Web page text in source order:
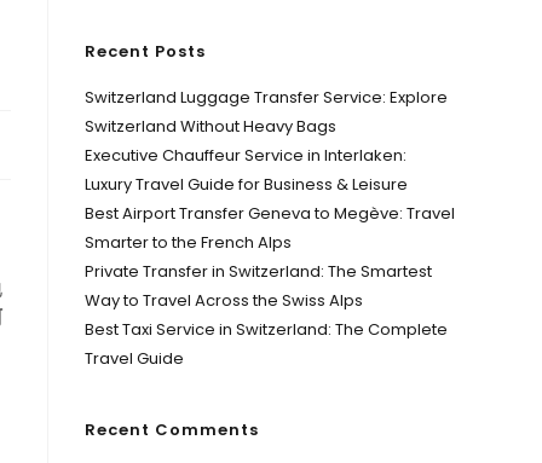
Recent Posts
Switzerland Luggage Transfer Service: Explore
Switzerland Without Heavy Bags
Executive Chauffeur Service in Interlaken:
Luxury Travel Guide for Business & Leisure
Best Airport Transfer Geneva to Megève: Travel
Smarter to the French Alps
Private Transfer in Switzerland: The Smartest
Way to Travel Across the Swiss Alps
Best Taxi Service in Switzerland: The Complete
Travel Guide
Recent Comments